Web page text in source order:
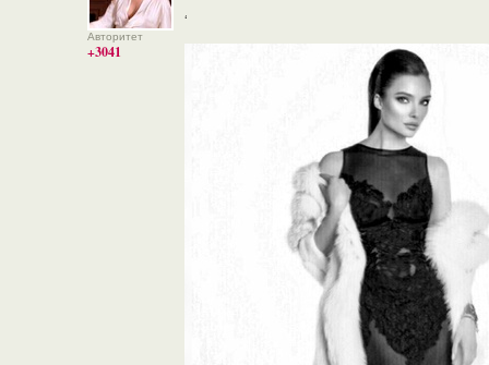
Авторитет
+3041
‘